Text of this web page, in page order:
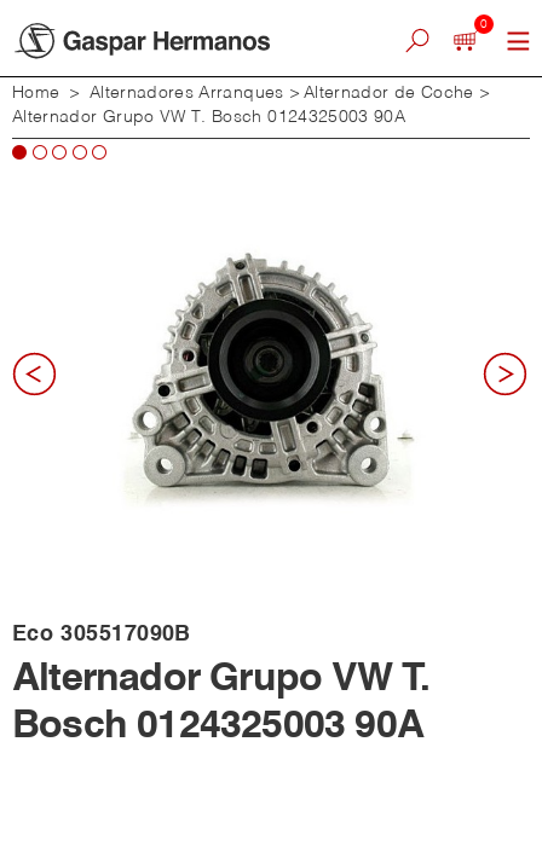
0
Home > Alternadores Arranques > Alternador de Coche >
Alternador Grupo VW T. Bosch 0124325003 90A
Eco 305517090B
Alternador Grupo VW T.
Bosch 0124325003 90A